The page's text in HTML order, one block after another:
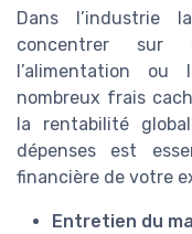
Dans
concentrer sur
l’alimentation ou
nombreux frais
la rentabilité
dépenses est
financière de votre
Entretien du